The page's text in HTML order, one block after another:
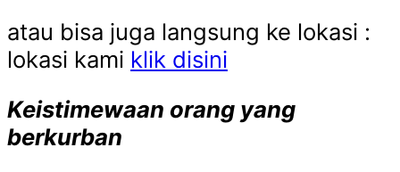
atau bisa juga langsung ke lokasi :
lokasi kami klik disini
Keistimewaan orang yang
berkurban